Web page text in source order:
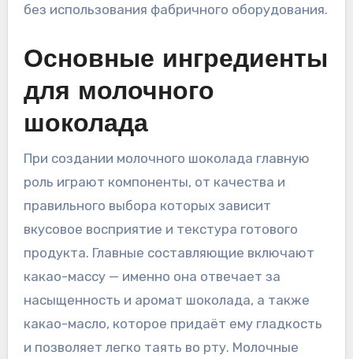
без использования фабричного оборудования.
Основные ингредиенты
для молочного
шоколада
При создании молочного шоколада главную
роль играют компоненты, от качества и
правильного выбора которых зависит
вкусовое восприятие и текстура готового
продукта. Главные составляющие включают
какао-массу — именно она отвечает за
насыщенность и аромат шоколада, а также
какао-масло, которое придаёт ему гладкость
и позволяет легко таять во рту. Молочные